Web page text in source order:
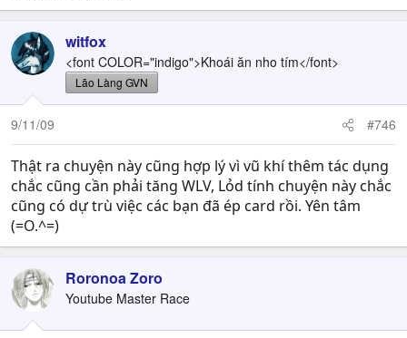
witfox
<font COLOR="indigo">Khoái ăn nho tím</font>
Lão Làng GVN
9/11/09 #746
Thật ra chuyện này cũng hợp lý vì vũ khí thêm tác dụng
chắc cũng cần phải tăng WLV, Lỏd tính chuyện này chắc
cũng có dự trù việc các bạn đã ép card rồi. Yên tâm
(=O.^=)
Roronoa Zoro
Youtube Master Race